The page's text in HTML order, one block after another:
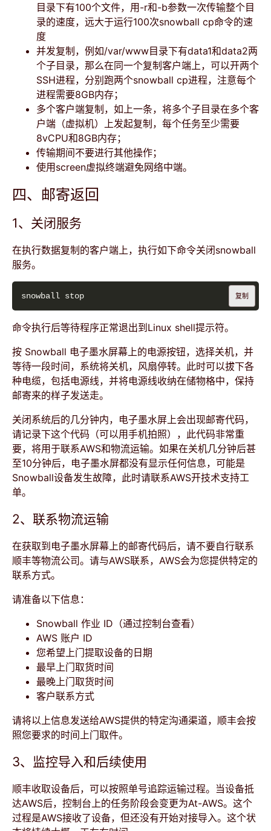
目录下有100个文件，用-r和-b参数一次传输整个目
录的速度，远大于运行100次snowball cp命令的速
度
并发复制，例如/var/www目录下有data1和data2两
个子目录，那么在同一个复制客户端上，可以开两个
SSH进程，分别跑两个snowball cp进程，注意每个
进程需要8GB内存；
多个客户端复制，如上一条，将多个子目录在多个客
户端（虚拟机）上发起复制，每个任务至少需要
8vCPU和8GB内存；
传输期间不要进行其他操作；
使用screen虚拟终端避免网络中端。
四、邮寄返回
1、关闭服务
在执行数据复制的客户端上，执行如下命令关闭snowball
服务。
复制
命令执行后等待程序正常退出到Linux shell提示符。
按 Snowball 电子墨水屏幕上的电源按钮，选择关机，并
等待一段时间，系统将关机，风扇停转。此时可以拔下各
种电缆，包括电源线，并将电源线收纳在储物格中，保持
邮寄来的样子发送走。
关闭系统后的几分钟内，电子墨水屏上会出现邮寄代码，
请记录下这个代码（可以用手机拍照），此代码非常重
要，将用于联系AWS和物流运输。如果在关机几分钟后甚
至10分钟后，电子墨水屏都没有显示任何信息，可能是
Snowball设备发生故障，此时请联系AWS开技术支持工
单。
2、联系物流运输
在获取到电子墨水屏幕上的邮寄代码后，请不要自行联系
顺丰等物流公司。请与AWS联系，AWS会为您提供特定的
联系方式。
请准备以下信息：
Snowball 作业 ID（通过控制台查看）
AWS 账户 ID
您希望上门提取设备的日期
最早上门取货时间
最晚上门取货时间
客户联系方式
请将以上信息发送给AWS提供的特定沟通渠道，顺丰会按
照您要求的时间上门取件。
3、监控导入和后续使用
顺丰收取设备后，可以按照单号追踪运输过程。当设备抵
达AWS后，控制台上的任务阶段会变更为At-AWS。这个
过程是AWS接收了设备，但还没有开始对接导入。这个状